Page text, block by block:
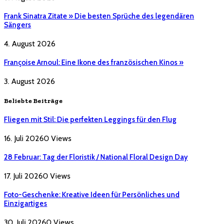
Frank Sinatra Zitate » Die besten Sprüche des legendären
Sängers
4. August 2026
Françoise Arnoul: Eine Ikone des französischen Kinos »
3. August 2026
Beliebte Beiträge
Fliegen mit Stil: Die perfekten Leggings für den Flug
16. Juli 20260 Views
28 Februar: Tag der Floristik / National Floral Design Day
17. Juli 20260 Views
Foto-Geschenke: Kreative Ideen für Persönliches und
Einzigartiges